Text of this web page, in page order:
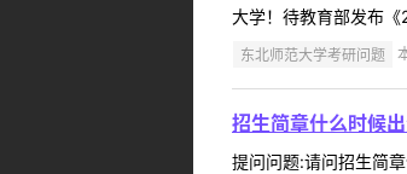
大学！待教育部发布
东北师范大学考研问题
招生简章什么时候
提问问题:请问招生简